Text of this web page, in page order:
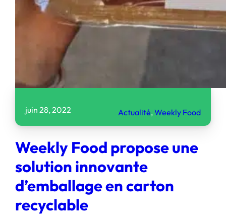
juin 28, 2022 Actualité, Weekly Food
Weekly Food propose une
solution innovante
d’emballage en carton
recyclable